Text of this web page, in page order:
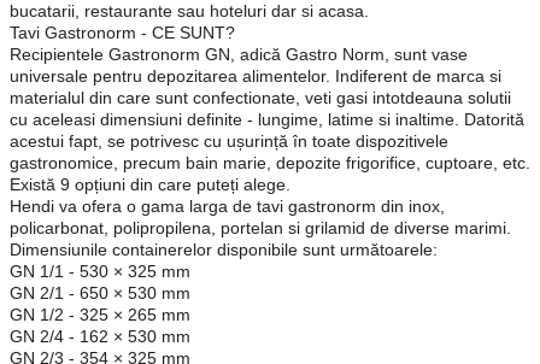
bucatarii, restaurante sau hoteluri dar si acasa.
Tavi Gastronorm - CE SUNT?
Recipientele Gastronorm GN, adică Gastro Norm, sunt vase
universale pentru depozitarea alimentelor. Indiferent de marca si
materialul din care sunt confectionate, veti gasi intotdeauna solutii
cu aceleasi dimensiuni definite - lungime, latime si inaltime. Datorită
acestui fapt, se potrivesc cu ușurință în toate dispozitivele
gastronomice, precum bain marie, depozite frigorifice, cuptoare, etc.
Există 9 opțiuni din care puteți alege.
Hendi va ofera o gama larga de tavi gastronorm din inox,
policarbonat, polipropilena, portelan si grilamid de diverse marimi.
Dimensiunile containerelor disponibile sunt următoarele:
GN 1/1 - 530 × 325 mm
GN 2/1 - 650 × 530 mm
GN 1/2 - 325 × 265 mm
GN 2/4 - 162 × 530 mm
GN 2/3 - 354 × 325 mm